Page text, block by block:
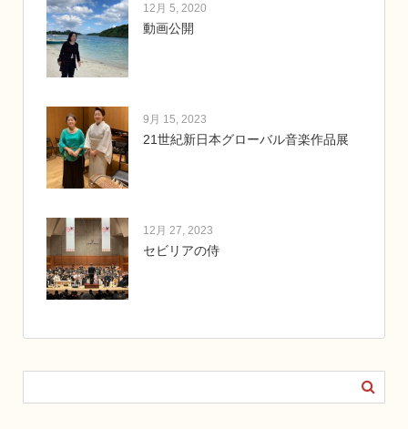
12月 5, 2020
動画公開
9月 15, 2023
21世紀新日本グローバル音楽作品展
12月 27, 2023
セビリアの侍